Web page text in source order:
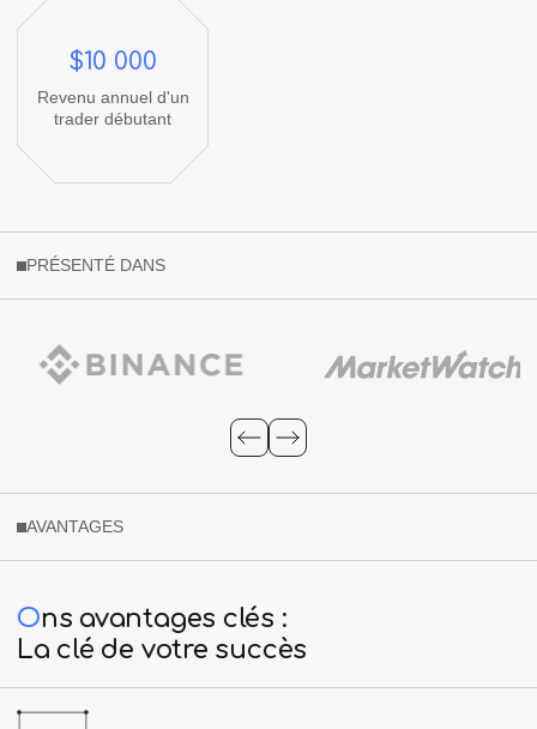
$10 000
Revenu annuel d'un
trader débutant
PRÉSENTÉ DANS
AVANTAGES
Ons avantages clés :
La clé de votre succès